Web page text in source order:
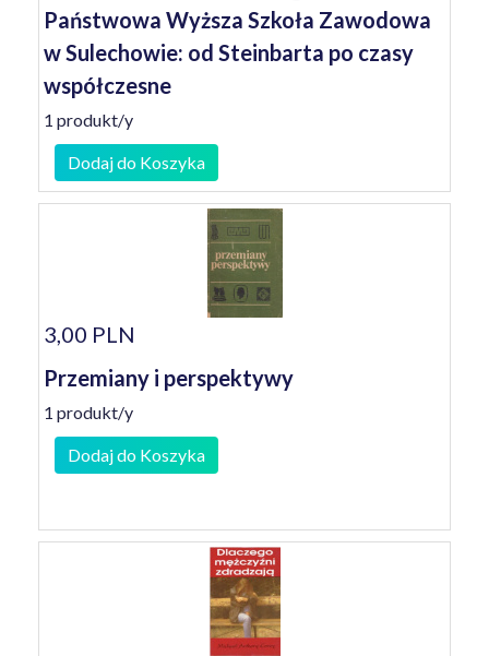
Państwowa Wyższa Szkoła Zawodowa
w Sulechowie: od Steinbarta po czasy
współczesne
1 produkt/y
Dodaj do Koszyka
3,00 PLN
Przemiany i perspektywy
1 produkt/y
Dodaj do Koszyka